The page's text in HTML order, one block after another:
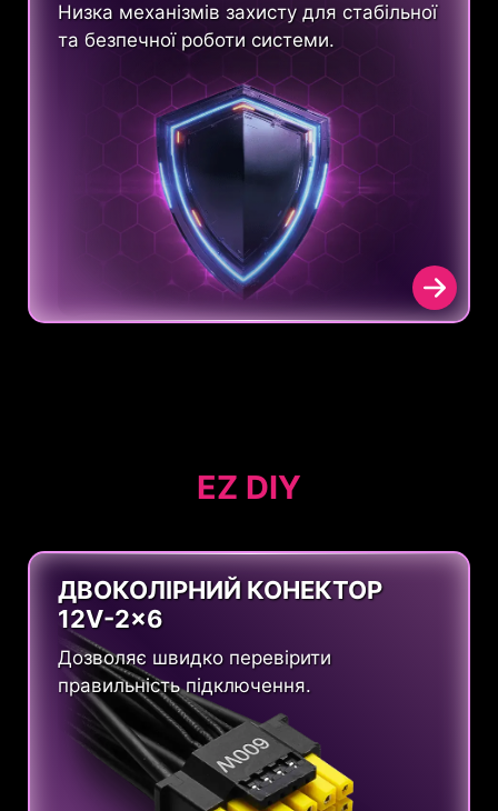
Низка механізмів захисту для стабільної
та безпечної роботи системи.
EZ DIY
ДВОКОЛІРНИЙ КОНЕКТОР
12V-2x6
Дозволяє швидко перевірити
правильність підключення.